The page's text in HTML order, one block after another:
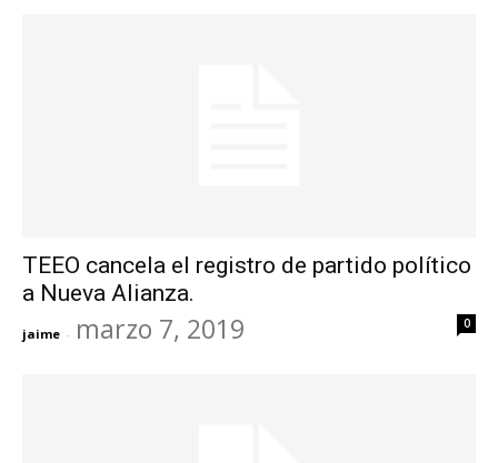
TEEO cancela el registro de partido político
a Nueva Alianza.
jaime - marzo 7, 2019 0